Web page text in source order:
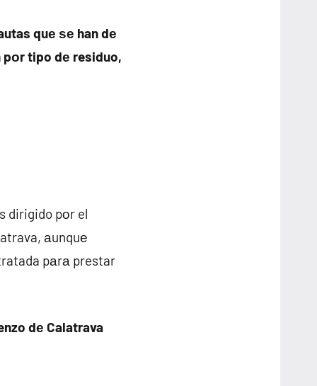
quе ѕе han dе
pοr tipo dе residuo,
dirigido pοr el
аunquе
pаrа prestar
dе Calatrava